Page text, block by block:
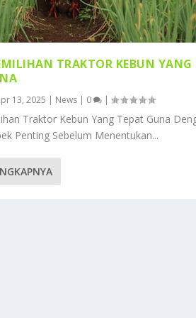
TRAKTOR KEBUN YANG
13, 2025 | News | 0 |
Traktor Kebun Yang Tepat Guna
Penting Sebelum Menentukan...